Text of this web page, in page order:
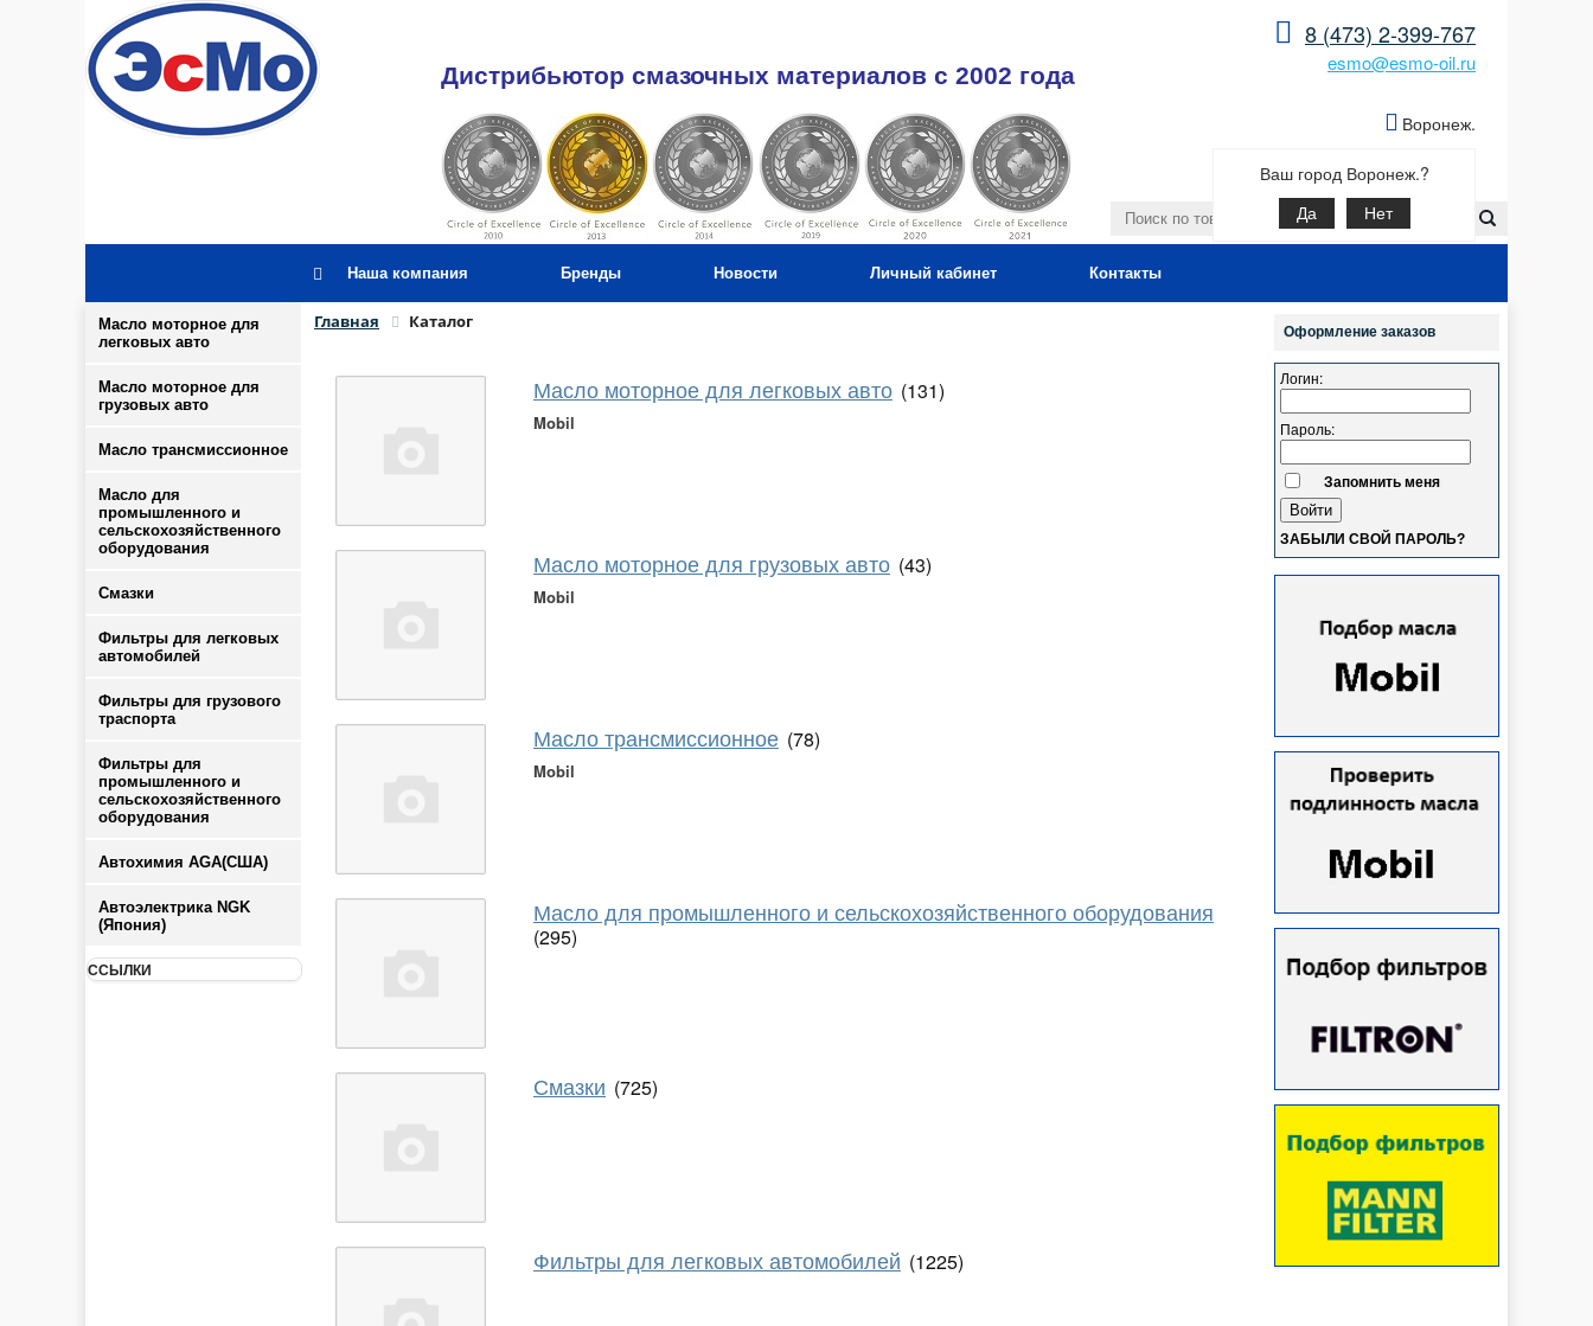
8 (473) 2-399-767
esmo@esmo-oil.ru
Дистрибьютор смазочных материалов c 2002 года
Воронеж.
Ваш город Воронеж.?
Да Нет
Наша компания Бренды Новости Личный кабинет Контакты
Масло моторное для
легковых авто
Масло моторное для
грузовых авто
Масло трансмиссионное
Масло для
промышленного и
сельскохозяйственного
оборудования
Смазки
Фильтры для легковых
автомобилей
Фильтры для грузового
траспорта
Фильтры для
промышленного и
сельскохозяйственного
оборудования
Автохимия AGA(США)
Автоэлектрика NGK
(Япония)
ССЫЛКИ
Главная Каталог
Масло моторное для легковых авто (131)
Mobil
Масло моторное для грузовых авто (43)
Mobil
Масло трансмиссионное (78)
Mobil
Масло для промышленного и сельскохозяйственного оборудования
(295)
Смазки (725)
Фильтры для легковых автомобилей (1225)
Оформление заказов
Логин:
Пароль:
Запомнить меня
ЗАБЫЛИ СВОЙ ПАРОЛЬ?